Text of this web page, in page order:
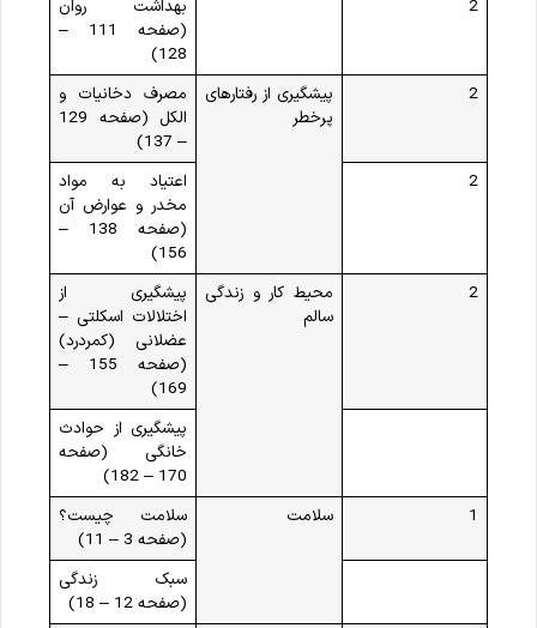
2
بهداشت روان
(صفحه 111 –
128)
2
پیشگیری از رفتارهای
پرخطر
مصرف دخانیات و
الکل (صفحه 129
– 137)
2
اعتیاد به مواد
مخدر و عوارض آن
(صفحه 138 –
156)
2
محیط کار و زندگی
سالم
پیشگیری از
اختلالات اسکلتی –
عضلانی (کمردرد)
(صفحه 155 –
169)
پیشگیری از حوادث
خانگی (صفحه
170 – 182)
سلامت
سلامت چیست؟
(صفحه 3 – 11)
سبک زندگی
(صفحه 12 – 18)